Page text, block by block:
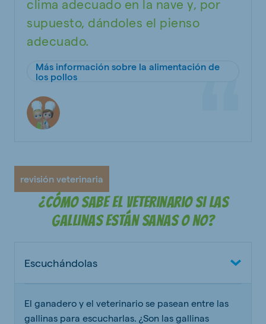
clima adecuado en la nave y, por
supuesto, dándoles el pienso
adecuado.
Más información sobre la alimentación de
los pollos
revisión veterinaria
¿Cómo sabe el veterinario si las
gallinas están sanas o no?
Escuchándolas
El ganadero y el veterinario se pasean entre las
gallinas para escucharlas. ¿Son las gallinas